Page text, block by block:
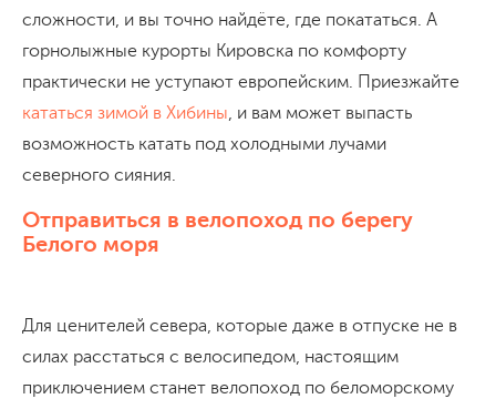
сложности, и вы точно найдёте, где покататься. А
горнолыжные курорты Кировска по комфорту
практически не уступают европейским. Приезжайте
кататься зимой в Хибины, и вам может выпасть
возможность катать под холодными лучами
северного сияния.
Отправиться в велопоход по берегу
Белого моря
Для ценителей севера, которые даже в отпуске не в
силах расстаться с велосипедом, настоящим
приключением станет велопоход по беломорскому